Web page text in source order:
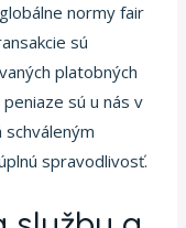
normy fair
sú
platobných
sú u nás v
spravodlivosť.